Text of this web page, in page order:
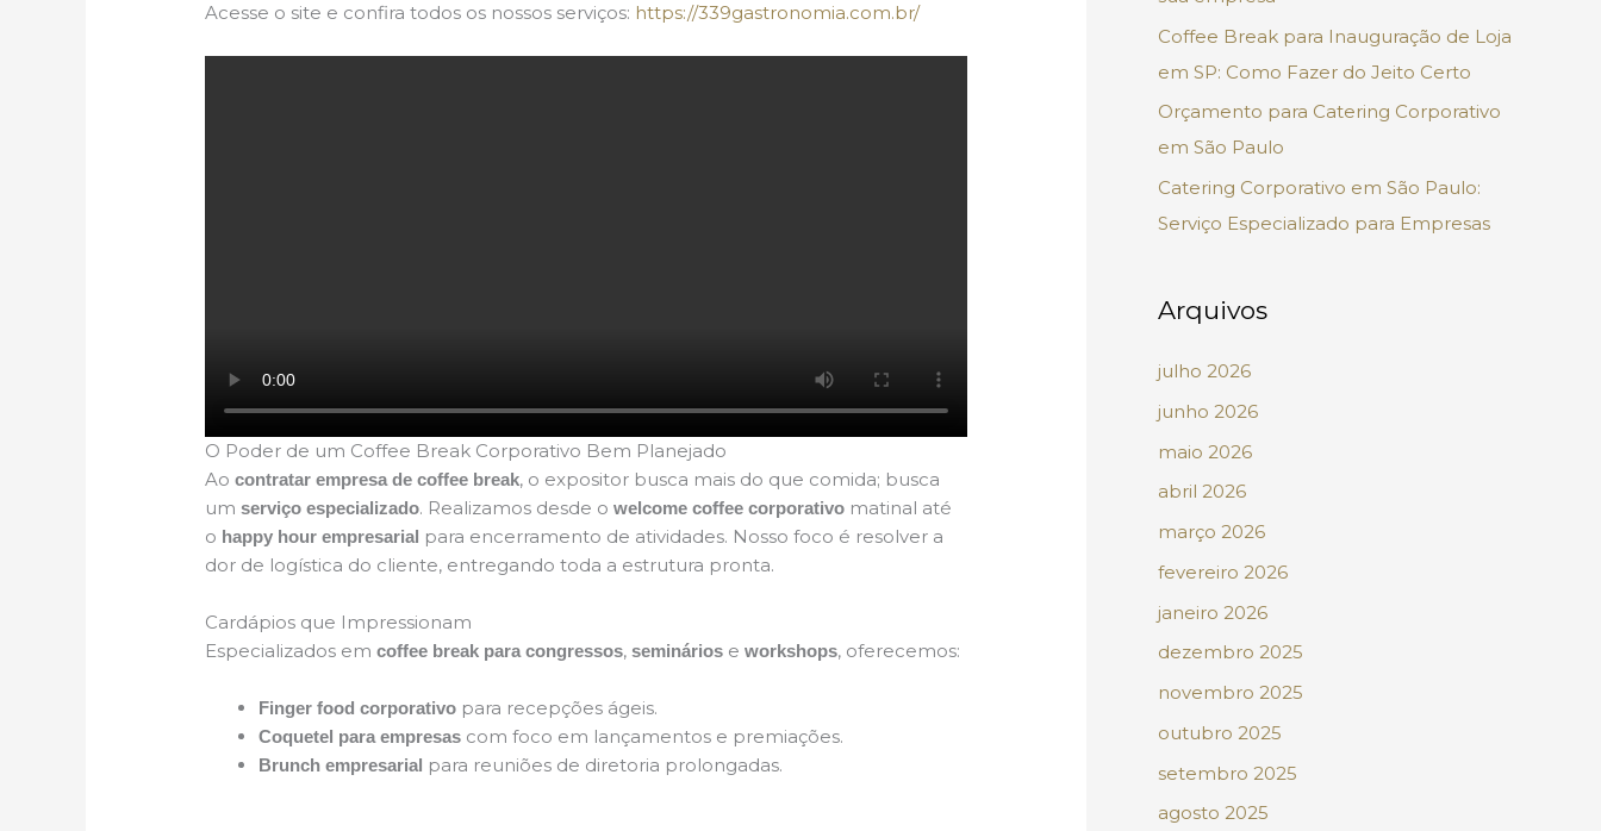
Acesse o site e confira todos os nossos serviços: https://339gastronomia.com.br/
O Poder de um Coffee Break Corporativo Bem Planejado
Aocontratar empresa de coffee break, o expositor busca mais do que comida; busca
umserviço especializado. Realizamos desde owelcome coffee corporativo matinal até
o happy hour empresarial para encerramento de atividades. Nosso foco é resolver a
dor de logística do cliente, entregando toda a estrutura pronta.
Cardápios que Impressionam
Especializados emcoffee break para congressos,seminários eworkshops, oferecemos:
Finger food corporativo para recepções ágeis.
Coquetel para empresas com foco em lançamentos e premiações.
Brunch empresarial para reuniões de diretoria prolongadas.
o
r
:
Coffee Break para Inauguração de Loja
em SP: Como Fazer do Jeito Certo
Orçamento para Catering Corporativo
em São Paulo
Catering Corporativo em São Paulo:
Serviço Especializado para Empresas
Arquivos
julho 2026
junho 2026
maio 2026
abril 2026
março 2026
fevereiro 2026
janeiro 2026
dezembro 2025
novembro 2025
outubro 2025
setembro 2025
agosto 2025